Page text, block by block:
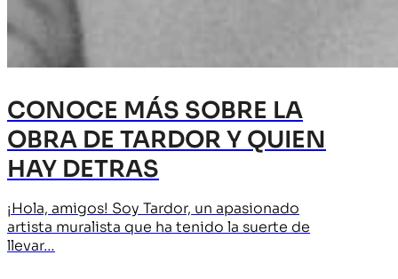
CONOCE MÁS SOBRE LA
OBRA DE TARDOR Y QUIEN
HAY DETRAS
¡Hola, amigos! Soy Tardor, un apasionado
artista muralista que ha tenido la suerte de
llevar…